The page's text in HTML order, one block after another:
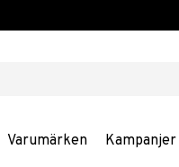
Varumärken Kampanjer